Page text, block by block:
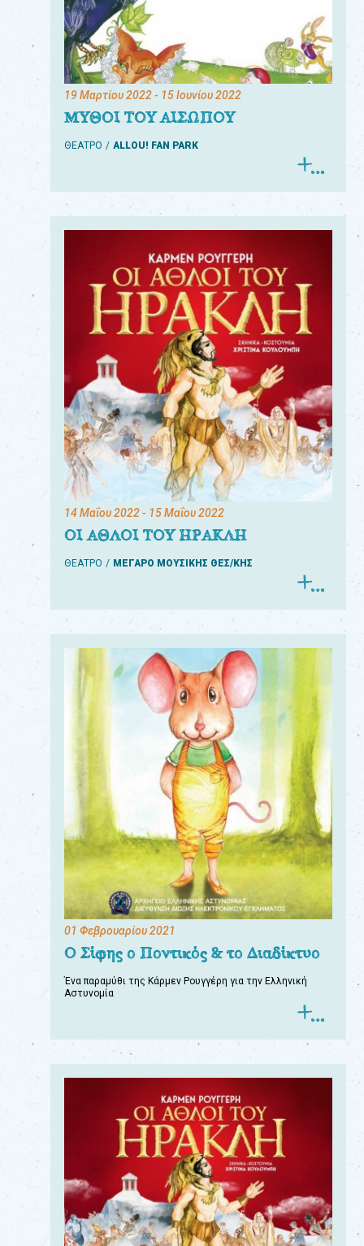
19 Μαρτίου 2022- 15 Ιουνίου 2022
ΜΥΘΟΙ ΤΟΥ ΑΙΣΩΠΟΥ
ΘΕΑΤΡΟ ALLOU! FAN PARK
14 Μαΐου 2022- 15 Μαΐου 2022
ΟΙ ΑΘΛΟΙ ΤΟΥ ΗΡΑΚΛΗ
ΘΕΑΤΡΟ ΜΕΓΑΡΟ ΜΟΥΣΙΚΗΣ ΘΕΣ/ΚΗΣ
01 Φεβρουαρίου 2021
Ο Σίφης ο Ποντικός & το Διαδίκτυο
Ένα παραμύθι της Κάρμεν Ρουγγέρη για την Ελληνική
Αστυνομία